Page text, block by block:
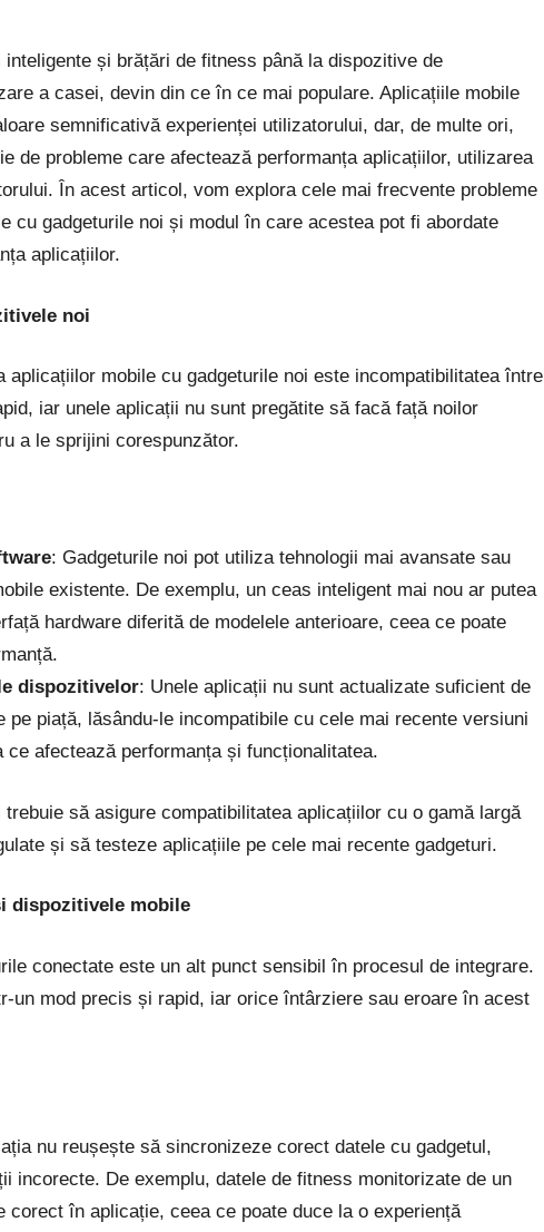
și brățări de fitness până la dispozitive de
a casei, devin din ce în ce mai populare. Aplicațiile mobile
semnificativă experienței utilizatorului, dar, de multe ori,
de probleme care afectează performanța aplicațiilor, utilizarea
În acest articol, vom explora cele mai frecvente probleme
cu gadgeturile noi și modul în care acestea pot fi abordate
aplicațiilor.
noi
mobile cu gadgeturile noi este incompatibilitatea între
iar unele aplicații nu sunt pregătite să facă față noilor
a le sprijini corespunzător.
: Gadgeturile noi pot utiliza tehnologii mai avansate sau
existente. De exemplu, un ceas inteligent mai nou ar putea
hardware diferită de modelele anterioare, ceea ce poate
dispozitivelor: Unele aplicații nu sunt actualizate suficient de
pe piață, lăsându-le incompatibile cu cele mai recente versiuni
afectează performanța și funcționalitatea.
să asigure compatibilitatea aplicațiilor cu o gamă largă
și să testeze aplicațiile pe cele mai recente gadgeturi.
dispozitivele mobile
conectate este un alt punct sensibil în procesul de integrare.
un mod precis și rapid, iar orice întârziere sau eroare în acest
nu reușește să sincronizeze corect datele cu gadgetul,
incorecte. De exemplu, datele de fitness monitorizate de un
în aplicație, ceea ce poate duce la o experiență